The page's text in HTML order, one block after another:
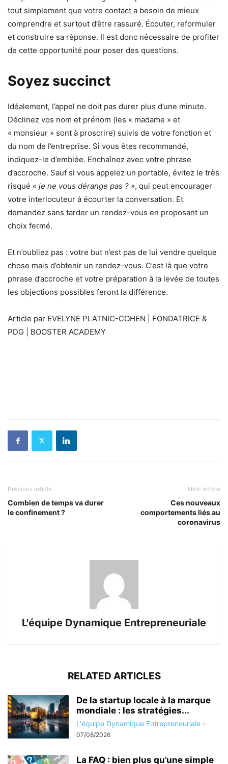
tout simplement que votre contact a besoin de mieux
comprendre et surtout d’être rassuré. Écouter, reformuler
et construire sa réponse. Il est donc nécessaire de profiter
de cette opportunité pour poser des questions.
Soyez succinct
Idéalement, l’appel ne doit pas durer plus d’une minute.
Déclinez vos nom et prénom (les « madame » et
« monsieur » sont à proscrire) suivis de votre fonction et
du nom de l’entreprise. Si vous êtes recommandé,
indiquez-le d’emblée. Enchaînez avec votre phrase
d’accroche. Sauf si vous appelez un portable, évitez le très
risqué « je ne vous dérange pas ? », qui peut encourager
votre interlocuteur à écourter la conversation. Et
demandez sans tarder un rendez-vous en proposant un
choix fermé.
Et n’oubliez pas : votre but n’est pas de lui vendre quelque
chose mais d’obtenir un rendez-vous. C’est là que votre
phrase d’accroche et votre préparation à la levée de toutes
les objections possibles feront la différence.
Article par EVELYNE PLATNIC-COHEN | FONDATRICE &
PDG | BOOSTER ACADEMY
Previous article
Combien de temps va durer
le confinement ?
Next article
Ces nouveaux
comportements liés au
coronavirus
L'équipe Dynamique Entrepreneuriale
RELATED ARTICLES
De la startup locale à la marque
mondiale : les stratégies...
L'équipe Dynamique Entrepreneuriale -
07/08/2026
La FAQ : bien plus qu’une simple